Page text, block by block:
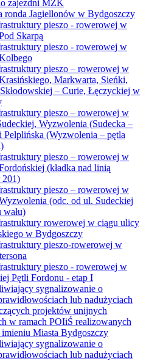
zajezdni MZK
ronda Jagiellonów w Bydgoszczy
pieszo - rowerowej w
Skarpą
pieszo - rowerowej w
pieszo – rowerowej w
Markwarta, Sieńki,
– Curie, Łęczyckiej w
pieszo – rowerowej w
Wyzwolenia (Sudecka –
Pelplińska (Wyzwolenia – pętla
pieszo – rowerowej w
(kładka nad linią
201)
pieszo – rowerowej w
(odc. od ul. Sudeckiej
wału)
rowerowej w ciągu ulicy
w Bydgoszczy
pieszo-rowerowej w
pieszo - rowerowej w
Pętli Fordonu - etap I
sygnalizowanie o
lub nadużyciach
projektów unijnych
w ramach POIiŚ realizowanych
Miasta Bydgoszczy
sygnalizowanie o
lub nadużyciach